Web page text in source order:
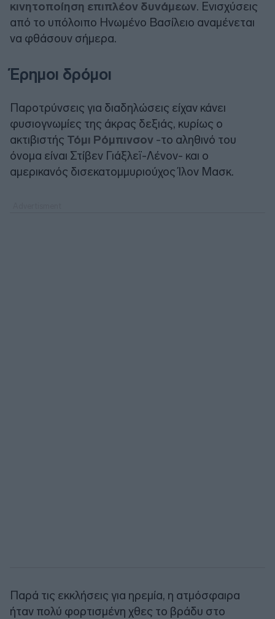
κινητοποίηση επιπλέον δυνάμεων. Ενισχύσεις
από το υπόλοιπο Ηνωμένο Βασίλειο αναμένεται
να φθάσουν σήμερα.
Έρημοι δρόμοι
Παροτρύνσεις για διαδηλώσεις είχαν κάνει
φυσιογνωμίες της άκρας δεξιάς, κυρίως ο
ακτιβιστής Τόμι Ρόμπινσον -το αληθινό του
όνομα είναι Στίβεν Γιάξλεϊ-Λένον- και ο
αμερικανός δισεκατομμυριούχος Ίλον Μασκ.
Παρά τις εκκλήσεις για ηρεμία, η ατμόσφαιρα
ήταν πολύ φορτισμένη χθες το βράδυ στο